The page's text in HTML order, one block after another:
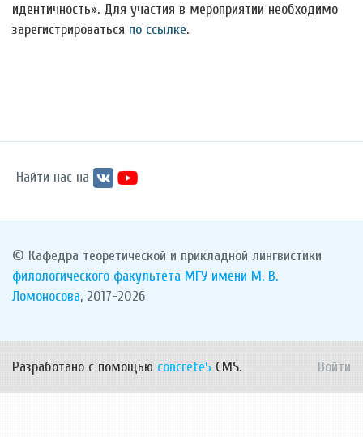
идентичность». Для участия в мероприятии необходимо
зарегистрироваться по ссылке.
Найти нас на
© Кафедра теоретической и прикладной лингвистики
филологического факультета МГУ имени М. В.
Ломоносова, 2017-2026
Разработано с помощью concrete5 CMS. Войти